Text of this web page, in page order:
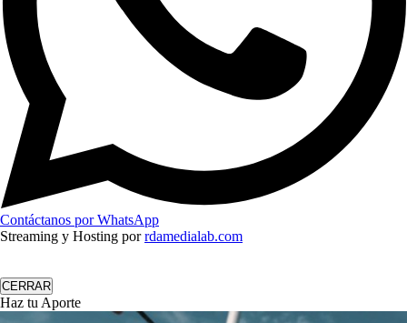
Contáctanos por WhatsApp
Streaming y Hosting porrdamedialab.com
CERRAR
Haz tu Aporte